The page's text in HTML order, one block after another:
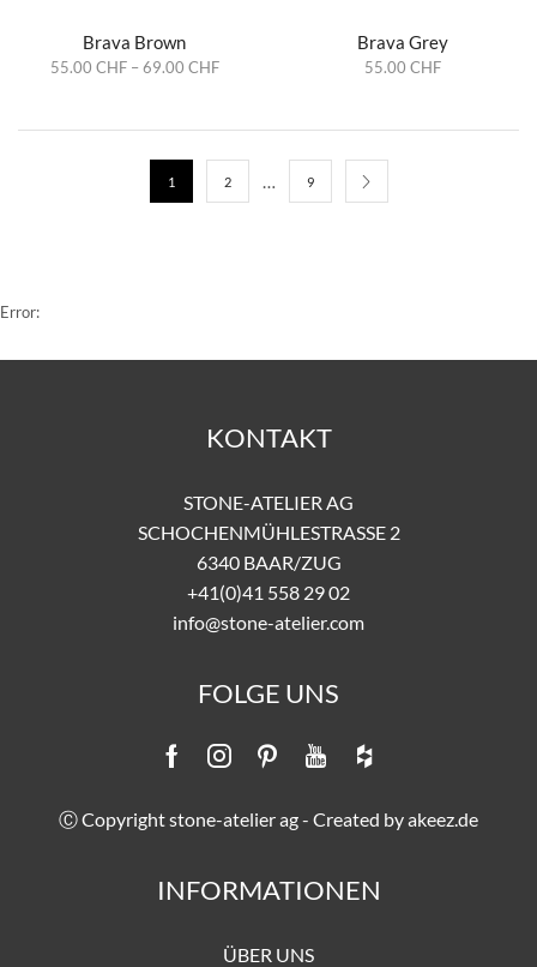
Brava Brown
55.00 CHF–69.00 CHF
Brava Grey
55.00 CHF
1 2 … 9
Error:
KONTAKT
STONE-ATELIER AG
SCHOCHENMÜHLESTRASSE 2
6340 BAAR/ZUG
+41(0)41 558 29 02
info@stone-atelier.com
FOLGE UNS
Ⓒ Copyright stone-atelier ag - Created byakeez.de
INFORMATIONEN
ÜBER UNS